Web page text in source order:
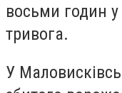
восьми годин у
тривога.
У